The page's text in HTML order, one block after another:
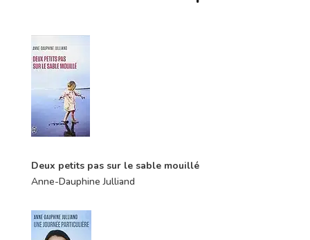
Deux petits pas sur le sable mouillé
Anne-Dauphine Julliand